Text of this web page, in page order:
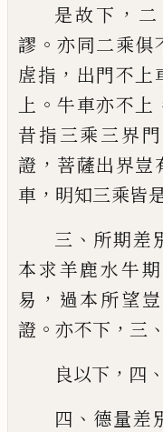
是故下 ， 二
謬 。亦同二乘俱
虗指 ， 出門不上
上 。牛車亦不上
昔指三乘三界
證 ， 菩薩出界豈
車 ， 明知三乘皆
三 、 所期差
本求羊鹿水牛
易 ， 過本所望
證 。 亦不下 ， 三 、
良以下 ， 四 、
四 、 德量差